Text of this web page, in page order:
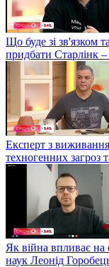
Що буде зі зв'язком
придбати Старлінк
Експерт з
техногенних загроз
Як війна впливає на
наук Леонід